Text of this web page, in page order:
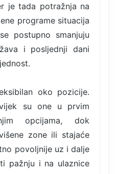
je tada potražnja na
programe situacija
postupno smanjuju
i posljednji dani
oko pozicije.
su one u prvim
opcijama, dok
zone ili stajaće
povoljnije uz i dalje
pažnju i na ulaznice